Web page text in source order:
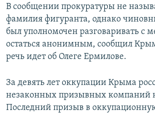
В сообщении прокуратуры не
фамилия фигуранта, однако
был уполномочен разговаривать с
остаться анонимным, сообщил
речь идет об Олеге Ермилове.
За девять лет оккупации Крыма
незаконных призывных компаний
Последний призыв в